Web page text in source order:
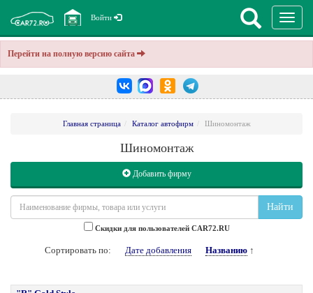
Перейти на полную версию сайта
Войти
Главная страница Каталог автофирм Шиномонтаж
Шиномонтаж
Добавить фирму
Найти
Cкидки для пользователей CAR72.RU
Сортировать по: Дате добавления Названию ↑